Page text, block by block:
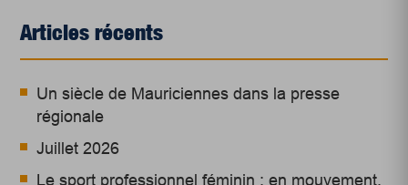
Articles récents
Un siècle de Mauriciennes dans la presse
régionale
Juillet 2026
Le sport professionnel féminin : en mouvement,